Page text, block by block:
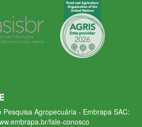
Pesquisa Agropecuária - Embrapa SAC:
fale-conosco